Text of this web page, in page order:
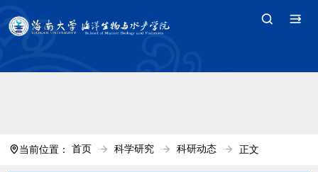
中国·tyc7111cc太阳(集团)官方网站-Branding
当前位置：首页 科学研究 科研动态 正文